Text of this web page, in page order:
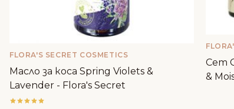
FLORA'S SECRET COSMETICS
Масло за коса Spring Violets &
Lavender - Flora's Secret
Сет
&